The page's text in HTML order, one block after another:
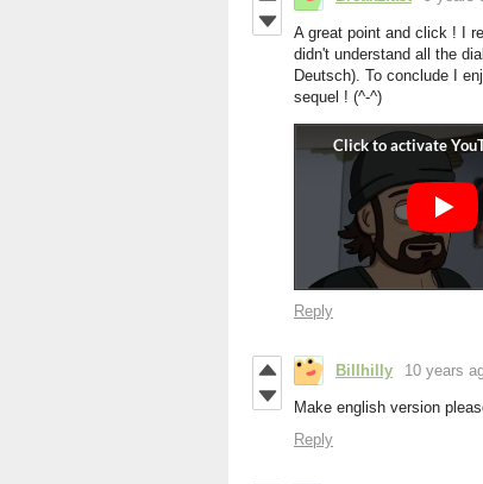
A great point and click ! I
didn't understand all the
Deutsch). To conclude I
sequel ! (^-^)
Reply
Billhilly 10 years
Make english version
Reply